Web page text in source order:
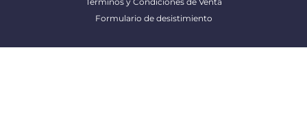
Formulario de desistimiento